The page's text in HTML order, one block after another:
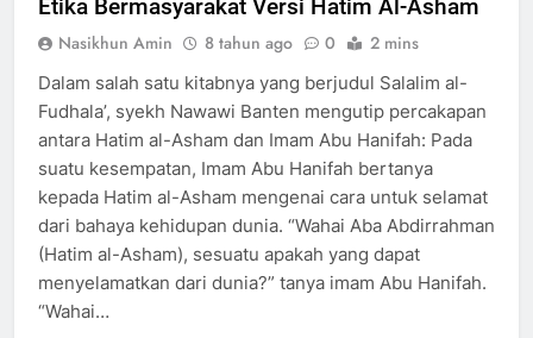
Etika Bermasyarakat Versi Hatim Al-Asham
Nasikhun Amin 8 tahun ago 0 2 mins
Dalam salah satu kitabnya yang berjudul Salalim al-
Fudhala’, syekh Nawawi Banten mengutip percakapan
antara Hatim al-Asham dan Imam Abu Hanifah: Pada
suatu kesempatan, Imam Abu Hanifah bertanya
kepada Hatim al-Asham mengenai cara untuk selamat
dari bahaya kehidupan dunia. “Wahai Aba Abdirrahman
(Hatim al-Asham), sesuatu apakah yang dapat
menyelamatkan dari dunia?” tanya imam Abu Hanifah.
“Wahai…